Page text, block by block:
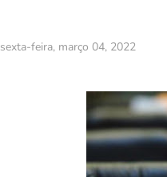
sexta-feira, março 04, 2022